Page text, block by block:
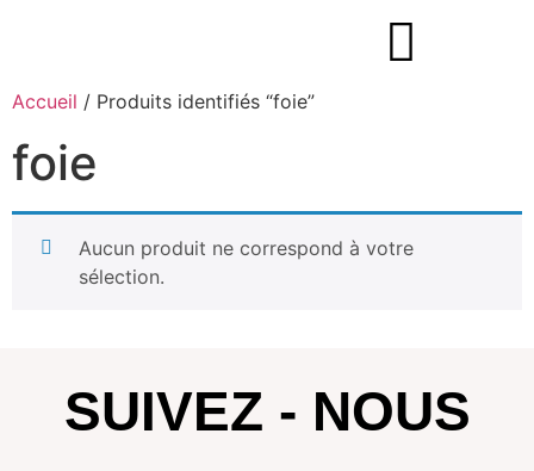
Accueil / Produits identifiés “foie”
foie
Aucun produit ne correspond à votre
sélection.
SUIVEZ - NOUS